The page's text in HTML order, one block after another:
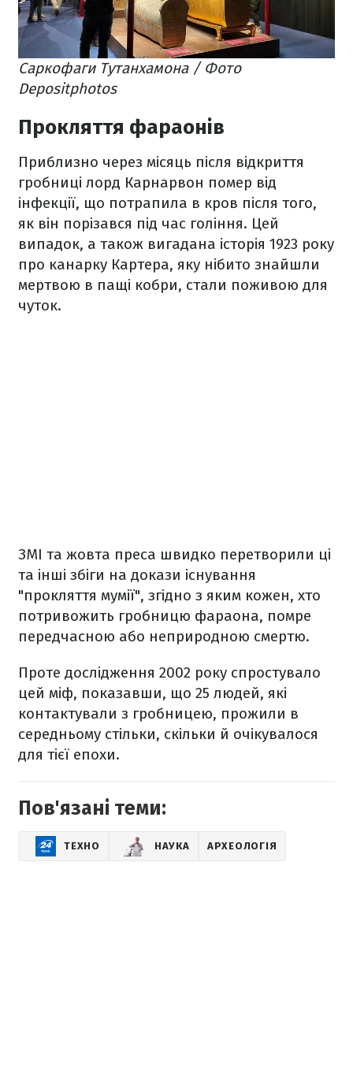
Саркофаги Тутанхамона / Фото
Depositphotos
Прокляття фараонів
Приблизно через місяць після відкриття
гробниці лорд Карнарвон помер від
інфекції, що потрапила в кров після того,
як він порізався під час гоління. Цей
випадок, а також вигадана історія 1923 року
про канарку Картера, яку нібито знайшли
мертвою в пащі кобри, стали поживою для
чуток.
ЗМІ та жовта преса швидко перетворили ці
та інші збіги на докази існування
"прокляття мумії", згідно з яким кожен, хто
потривожить гробницю фараона, помре
передчасною або неприродною смертю.
Проте дослідження 2002 року спростувало
цей міф, показавши, що 25 людей, які
контактували з гробницею, прожили в
середньому стільки, скільки й очікувалося
для тієї епохи.
Пов'язані теми:
ТЕХНО НАУКА АРХЕОЛОГІЯ